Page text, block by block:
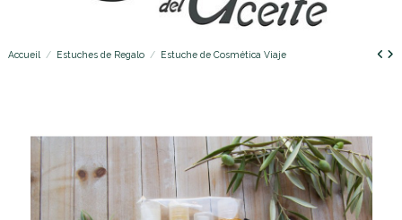
Accueil Estuches de Regalo Estuche de Cosmética Viaje